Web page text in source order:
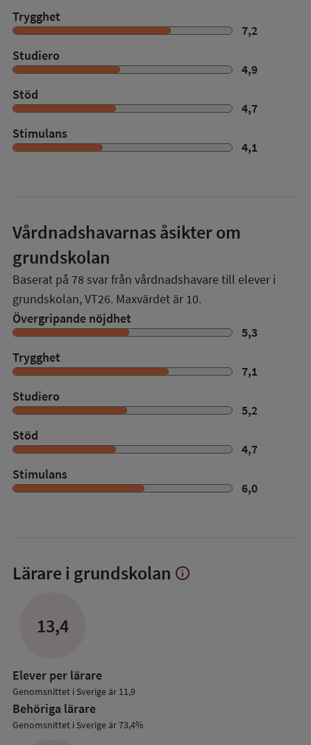
Trygghet
7,2
Studiero
4,9
Stöd
4,7
Stimulans
4,1
Vårdnadshavarnas åsikter om
grundskolan
Baserat på 78 svar från vårdnadshavare till elever i
grundskolan,VT26. Maxvärdet är 10.
Övergripande nöjdhet
5,3
Trygghet
7,1
Studiero
5,2
Stöd
4,7
Stimulans
6,0
Lärare i grundskolan Visa
info
13,4
Elever per lärare
Genomsnittet i Sverige är 11,9
Behöriga lärare
Genomsnittet i Sverige är 73,4%